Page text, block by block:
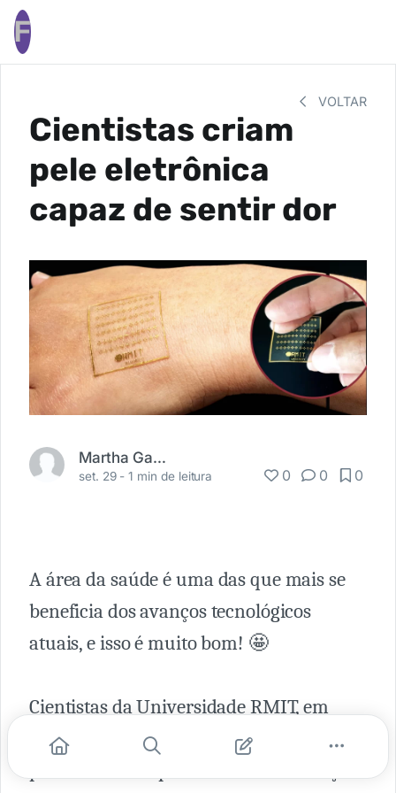
F
VOLTAR
Cientistas criam
pele eletrônica
capaz de sentir dor
Martha Gabriel
set. 29 -1 min de leitura 0 0 0
A área da saúde é uma das que mais se
beneficia dos avanços tecnológicos
atuais, e isso é muito bom! 🤩
Cientistas da Universidade RMIT, em
Melbourne, na Austrália, criaram uma